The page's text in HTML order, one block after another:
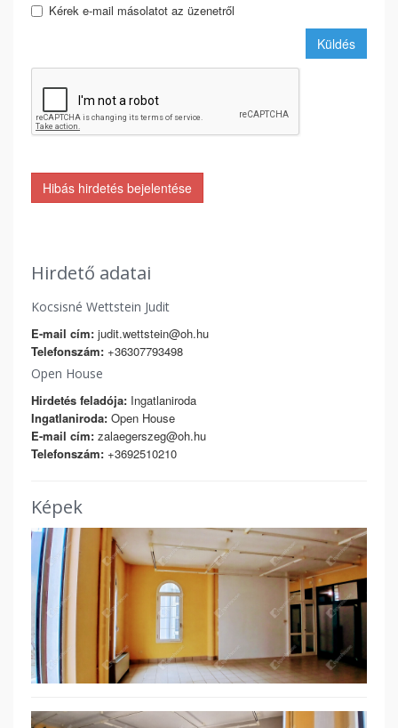
Kérek e-mail másolatot az üzenetről
Küldés
Hibás hirdetés bejelentése
Hirdető adatai
Kocsisné Wettstein Judit
E-mail cím: judit.wettstein@oh.hu
Telefonszám: +36307793498
Open House
Hirdetés feladója: Ingatlaniroda
Ingatlaniroda: Open House
E-mail cím: zalaegerszeg@oh.hu
Telefonszám: +3692510210
Képek